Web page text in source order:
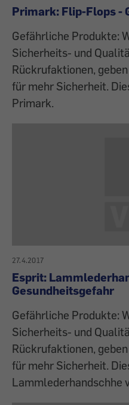
Primark: Flip-Flops -
Gefährliche Produkte:
Sicherheits- und
Rückrufaktionen,
für mehr Sicherheit.
Primark.
27.4.2017
Esprit:
Gesundheitsgefahr
Gefährliche Produkte:
Sicherheits- und
Rückrufaktionen,
für mehr Sicherheit.
Lammlederhandschhe